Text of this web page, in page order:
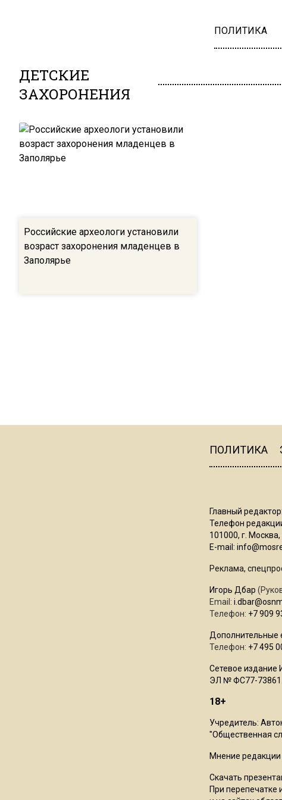
ПОЛИТИКА
ДЕТСКИЕ
ЗАХОРОНЕНИЯ
Российские археологи установили
возраст захоронения младенцев в
Заполярье
ПОЛИТИКА
Главный
Телефон
101000, г.
E-mail:
Реклама,
Игорь Дбар
Email:
Телефон: +7 909
Дополнительные
Телефон: +7 495
Сетевое издание
ЭЛ № ФС77-73861.
18+
Учредитель:
"Общественная
Мнение редакции
Скачать
При перепечатке